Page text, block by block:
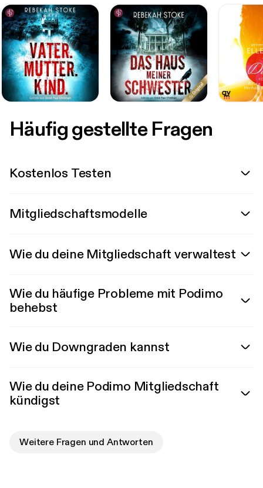
Häufig gestellte Fragen
Kostenlos Testen
Mitgliedschaftsmodelle
Wie du deine Mitgliedschaft verwaltest
Wie du häufige Probleme mit Podimo
behebst
Wie du Downgraden kannst
Wie du deine Podimo Mitgliedschaft
kündigst
Weitere Fragen und Antworten